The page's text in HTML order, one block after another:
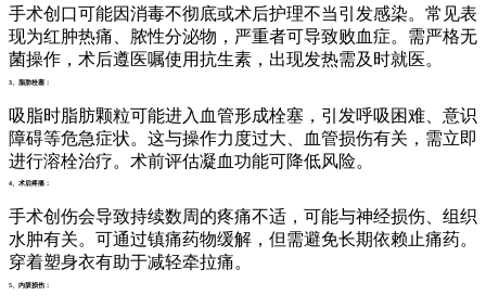
手术创口可能因消毒不彻底或术后护理不当引发感染。常见表
现为红肿热痛、脓性分泌物，严重者可导致败血症。需严格无
菌操作，术后遵医嘱使用抗生素，出现发热需及时就医。
3、脂肪栓塞：
吸脂时脂肪颗粒可能进入血管形成栓塞，引发呼吸困难、意识
障碍等危急症状。这与操作力度过大、血管损伤有关，需立即
进行溶栓治疗。术前评估凝血功能可降低风险。
4、术后疼痛：
手术创伤会导致持续数周的疼痛不适，可能与神经损伤、组织
水肿有关。可通过镇痛药物缓解，但需避免长期依赖止痛药。
穿着塑身衣有助于减轻牵拉痛。
5、内脏损伤：